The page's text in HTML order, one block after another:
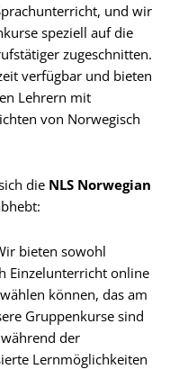
und wir
speziell auf die
zugeschnitten.
verfügbar und bieten
Lehrern mit
von Norwegisch
die NLS Norwegian
bieten sowohl
Einzelunterricht online
können, das am
Gruppenkurse sind
der
Lernmöglichkeiten